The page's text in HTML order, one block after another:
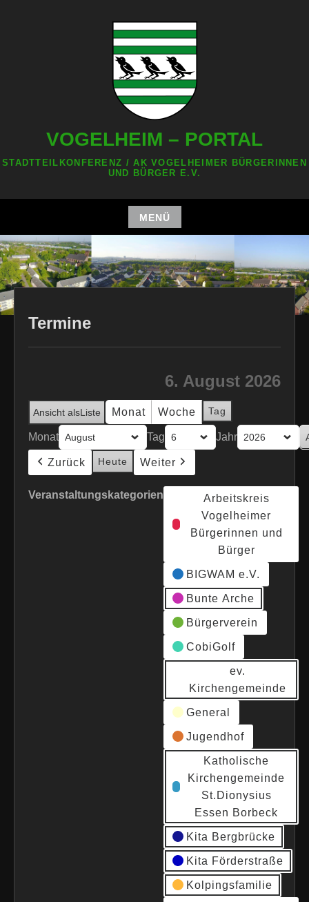
VOGELHEIM – PORTAL
STADTTEILKONFERENZ / AK VOGELHEIMER BÜRGERINNEN
UND BÜRGER E.V.
MENÜ
Zum
Inhalt
springen
Termine
6. August 2026
Ansicht alsListe Monat Woche Tag
Monat Tag Jahr
Zurück Heute Weiter
Veranstaltungskategorien
Arbeitskreis
Vogelheimer
Bürgerinnen und
Bürger
BIGWAM e.V.
Bunte Arche
Bürgerverein
CobiGolf
ev.
Kirchengemeinde
General
Jugendhof
Katholische
Kirchengemeinde
St.Dionysius
Essen Borbeck
Kita Bergbrücke
Kita Förderstraße
Kolpingsfamilie